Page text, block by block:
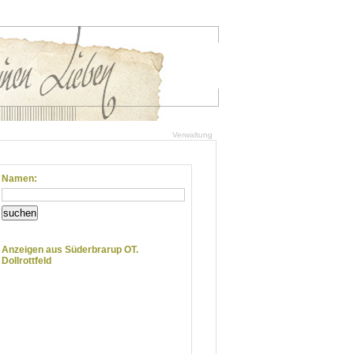
Verwaltung
Namen:
suchen
Anzeigen aus Süderbrarup OT.
Dollrottfeld